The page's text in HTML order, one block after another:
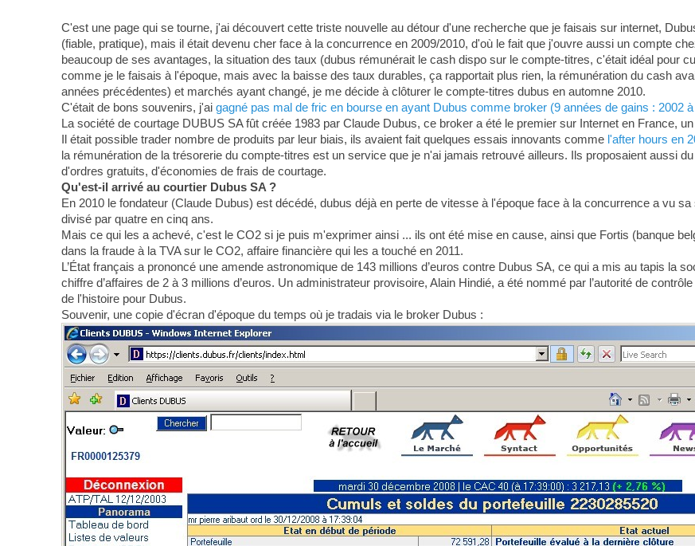
C'est une page qui se tourne, j'ai découvert cette triste nouvelle au détour d'une recherche que je faisais sur internet,
(fiable, pratique), mais il était devenu cher face à la concurrence en 2009/2010, d'où le fait que j'ouvre aussi un compte
beaucoup de ses avantages, la situation des taux (dubus rémunérait le cash dispo sur le compte-titres, c'était idéal pour
comme je le faisais à l'époque, mais avec la baisse des taux durables, ça rapportait plus rien, la rémunération du cash
années précédentes) et marchés ayant changé, je me décide à clôturer le compte-titres dubus en automne 2010.
C'était de bons souvenirs, j'ai gagné pas mal de fric en bourse en ayant Dubus comme broker (9 années de gains : 2002
La société de courtage DUBUS SA fût créée 1983 par Claude Dubus, ce broker a été le premier sur Internet en France, un
Il était possible trader nombre de produits par leur biais, ils avaient fait quelques essais innovants comme l'after hours en
la rémunération de la trésorerie du compte-titres est un service que je n'ai jamais retrouvé ailleurs. Ils proposaient aussi
d'ordres gratuits, d'économies de frais de courtage.
Qu'est-il arrivé au courtier Dubus SA ?
En 2010 le fondateur (Claude Dubus) est décédé, dubus déjà en perte de vitesse à l'époque face à la concurrence a vu
divisé par quatre en cinq ans.
Mais ce qui les a achevé, c'est le CO2 si je puis m'exprimer ainsi ... ils ont été mise en cause, ainsi que Fortis (banque
dans la fraude à la TVA sur le CO2, affaire financière qui les a touché en 2011.
L’État français a prononcé une amende astronomique de 143 millions d’euros contre Dubus SA, ce qui a mis au tapis la
chiffre d’affaires de 2 à 3 millions d’euros. Un administrateur provisoire, Alain Hindié, a été nommé par l’autorité de
de l'histoire pour Dubus.
Souvenir, une copie d'écran d'époque du temps où je tradais via le broker Dubus :